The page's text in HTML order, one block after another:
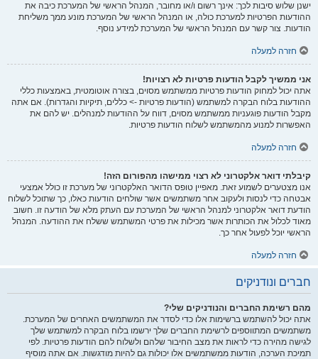
ישנן שלוש סיבות לכך: אינך רשום ו/או מחובר, המנהל הראשי של המערכת כיבה את
ההודעות הפרטיות למערכת כולה, או המנהל הראשי של המערכת מונע ממך משליחת
הודעות. צור קשר עם המנהל הראשי של המערכת למידע נוסף.
חזרה למעלה
אני ממשיך לקבל הודעות פרטיות לא רצויות!
אתה יכול למחוק הודעות פרטיות ממשתמש מסוים, בצורה אוטומטית, באמצעות כללי
ההודעות בלוח הבקרה למשתמש (הודעות פרטיות -> כללים, תיקיות והגדרות). אם אתה
מקבל הודעות פוגעניות ממשתמש מסוים, דווח על ההודעות למנהלים. יש להם את
האפשרות למנוע מהמשתמש לשלוח הודעות פרטיות.
חזרה למעלה
קיבלתי דואר אלקטרוני לא רצוי ממישהו מהפורום הזה!
אנו מצטערים לשמוע זאת. מאפיין טופס הדואר האלקטרוני של מערכת זו כולל אמצעי
אבטחה כדי לנסות ולעקוב אחר משתמשים אשר שולחים הודעות כאלו, כך שתוכל לשלוח
הודעת דואר אלקטרוני למנהל הראשי של המערכת עם העתק מלא של הודעה זו. חשוב
מאוד לכלול את הכותרות אשר מכילות את פרטי המשתמש ששלח את ההודעה. המנהל
הראשי יוכל לפעול אחר כך.
חזרה למעלה
חברים ונודניקים
מהם רשימת החברים והנודניקים שלי?
אתה יכול להשתמש ברשימות אלו כדי לסדר את המשתמשים האחרים של המערכת.
משתמשים המתווספים לרשימת החברים שלך ירשמו בלוח הבקרה למשתמש שלך
לגישה מהירה כדי לראות את מצב החיבור שלהם ולשלוח להם הודעות פרטיות. לפי
תמיכת הערכה, הודעות ממשתמשים אלו יכולות גם להיות מודגשות. אם אתה מוסיף